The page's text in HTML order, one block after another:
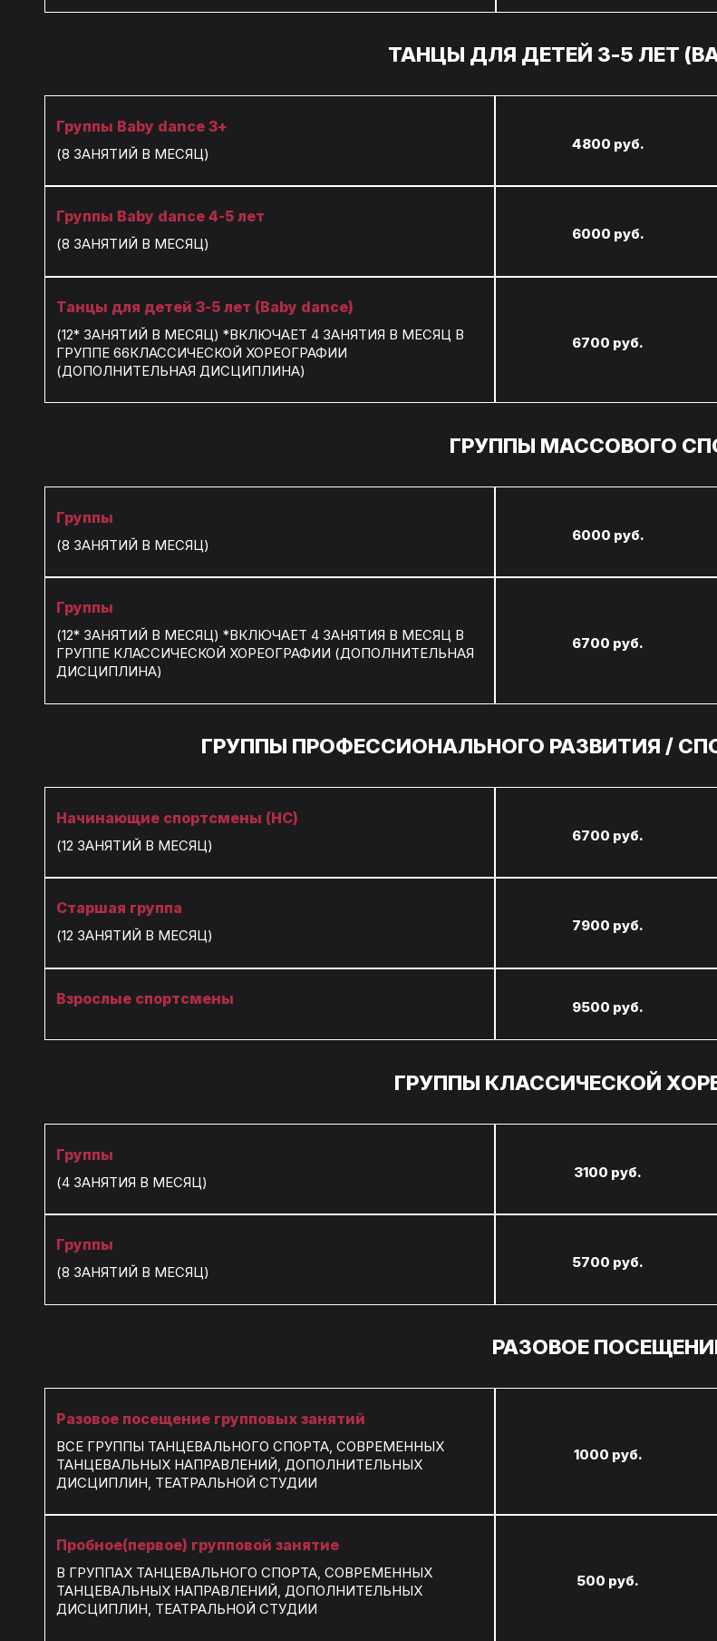
ТАНЦЫ ДЛЯ ДЕТЕЙ 3-5 ЛЕТ
Группы Baby dance 3+
(8 ЗАНЯТИЙ В МЕСЯЦ)
4800 руб.
Группы Baby dance 4-5 лет
(8 ЗАНЯТИЙ В МЕСЯЦ)
6000 руб.
Танцы для детей 3-5 лет (Baby dance)
(12* ЗАНЯТИЙ В МЕСЯЦ) *ВКЛЮЧАЕТ 4 ЗАНЯТИЯ В МЕСЯЦ В
ГРУППЕ 66КЛАССИЧЕСКОЙ ХОРЕОГРАФИИ
(ДОПОЛНИТЕЛЬНАЯ ДИСЦИПЛИНА)
6700 руб.
ГРУППЫ МАССОВОГО
Группы
(8 ЗАНЯТИЙ В МЕСЯЦ)
6000 руб.
Группы
(12* ЗАНЯТИЙ В МЕСЯЦ) *ВКЛЮЧАЕТ 4 ЗАНЯТИЯ В МЕСЯЦ В
ГРУППЕ КЛАССИЧЕСКОЙ ХОРЕОГРАФИИ (ДОПОЛНИТЕЛЬНАЯ
ДИСЦИПЛИНА)
6700 руб.
ГРУППЫ ПРОФЕССИОНАЛЬНОГО РАЗВИТИЯ /
Начинающие спортсмены (НС)
(12 ЗАНЯТИЙ В МЕСЯЦ)
6700 руб.
Старшая группа
(12 ЗАНЯТИЙ В МЕСЯЦ)
7900 руб.
Взрослые спортсмены 9500 руб.
ГРУППЫ КЛАССИЧЕСКОЙ
Группы
(4 ЗАНЯТИЯ В МЕСЯЦ)
3100 руб.
Группы
(8 ЗАНЯТИЙ В МЕСЯЦ)
5700 руб.
РАЗОВОЕ
Разовое посещение групповых занятий
ВСЕ ГРУППЫ ТАНЦЕВАЛЬНОГО СПОРТА, СОВРЕМЕННЫХ
ТАНЦЕВАЛЬНЫХ НАПРАВЛЕНИЙ, ДОПОЛНИТЕЛЬНЫХ
ДИСЦИПЛИН, ТЕАТРАЛЬНОЙ СТУДИИ
1000 руб.
Пробное(первое) групповой занятие
В ГРУППАХ ТАНЦЕВАЛЬНОГО СПОРТА, СОВРЕМЕННЫХ
ТАНЦЕВАЛЬНЫХ НАПРАВЛЕНИЙ, ДОПОЛНИТЕЛЬНЫХ
ДИСЦИПЛИН, ТЕАТРАЛЬНОЙ СТУДИИ
500 руб.